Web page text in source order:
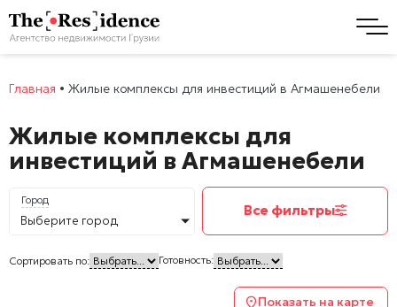
Главная • Жилые комплексы для инвестиций в Агмашенебели
Жилые комплексы для
инвестиций в Агмашенебели
Город
Выберите город
Все фильтры
Сортировать по: Готовность:
Показать на карте